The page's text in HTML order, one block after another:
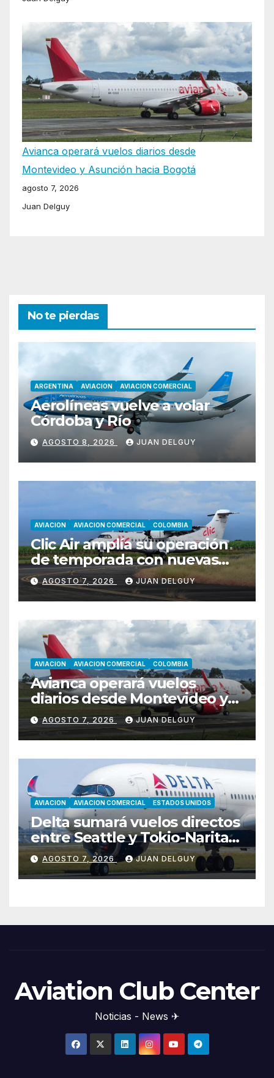
Avianca operará vuelos diarios desde
Montevideo y Asunción hacia Bogotá
agosto 7, 2026
Juan Delguy
No te pierdas
ARGENTINA AVIACION AVIACION COMERCIAL
Aerolíneas vuelve a volar
Córdoba y Río
AGOSTO 8, 2026 JUAN DELGUY
AVIACION AVIACION COMERCIAL COLOMBIA
Clic Air amplía su operación
de temporada con nuevas
rutas hacia Cartagena y Tolú
AGOSTO 7, 2026 JUAN DELGUY
AVIACION AVIACION COMERCIAL COLOMBIA
Avianca operará vuelos
diarios desde Montevideo y
Asunción hacia Bogotá
AGOSTO 7, 2026 JUAN DELGUY
AVIACION AVIACION COMERCIAL ESTADOS UNIDOS
Delta sumará vuelos directos
entre Seattle y Tokio-Narita
desde marzo de 2027
AGOSTO 7, 2026 JUAN DELGUY
Aviation Club Center
Noticias - News ✈